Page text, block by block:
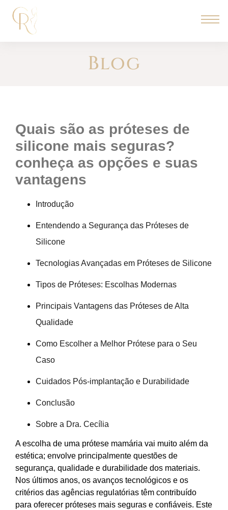
Blog
quais são as próteses de
silicone mais seguras?
conheça as opções e suas
vantagens
Introdução
Entendendo a Segurança das Próteses de
Silicone
Tecnologias Avançadas em Próteses de Silicone
Tipos de Próteses: Escolhas Modernas
Principais Vantagens das Próteses de Alta
Qualidade
Como Escolher a Melhor Prótese para o Seu
Caso
Cuidados Pós-implantação e Durabilidade
Conclusão
Sobre a Dra. Cecília
A escolha de uma prótese mamária vai muito além da
estética; envolve principalmente questões de
segurança, qualidade e durabilidade dos materiais.
Nos últimos anos, os avanços tecnológicos e os
critérios das agências regulatórias têm contribuído
para oferecer próteses mais seguras e confiáveis. Este